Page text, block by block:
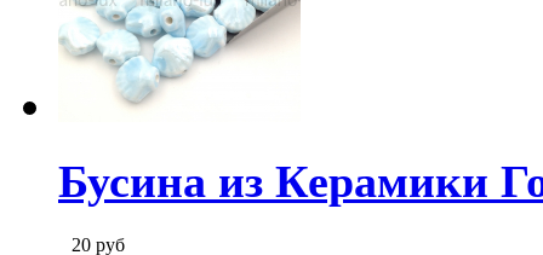
Бусина из Керамики
20 руб